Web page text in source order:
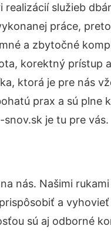
služieb
práce,
a zbytočné
korektný prístup
ktorá je pre nás
prax a sú plne
je tu pre vás.
nás. Našimi
a
sú aj odborné